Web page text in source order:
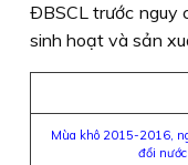
ÐBSCL trước nguy
sinh hoạt và sản
Mùa khô 2015-2016,
đổi